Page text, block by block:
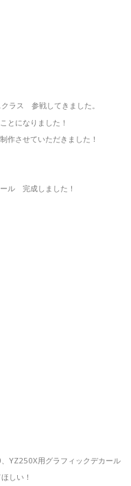
ラス 参戦してきました。
とになりました！
作させていただきました！
ル 完成しました！
Facebook で表示
ールを Twitter で表示
YZ250X用グラフィックデカール
しい！